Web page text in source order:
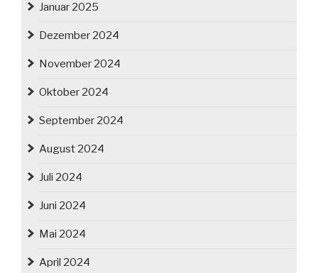
Januar 2025
Dezember 2024
November 2024
Oktober 2024
September 2024
August 2024
Juli 2024
Juni 2024
Mai 2024
April 2024